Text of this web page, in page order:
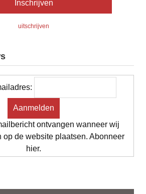
uitschrijven
ontvangen wanneer wij
op de website plaatsen. Abonneer
hier.